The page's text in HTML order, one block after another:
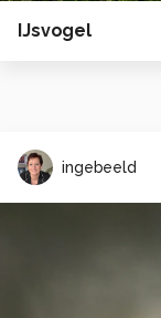
IJsvogel
ingebeeld